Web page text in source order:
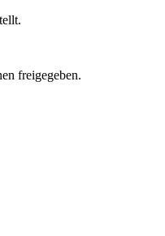
freigegeben.